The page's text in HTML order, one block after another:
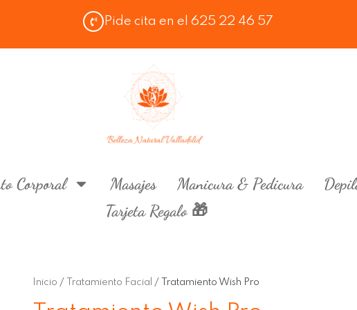
Pide cita en el 625 22 46 57
Corporal Masajes Manicura & Pedicura
Tarjeta Regalo 🎁
Inicio / Tratamiento Facial / Tratamiento Wish Pro